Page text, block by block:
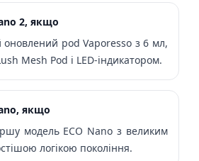
2, якщо
оновлений pod Vaporesso з 6 мл,
Mesh Pod і LED-індикатором.
якщо
модель ECO Nano з великим
логікою покоління.